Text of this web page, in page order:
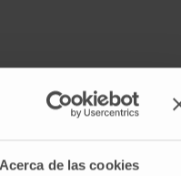
Acerca de las cookies